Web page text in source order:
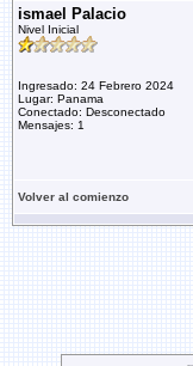
ismael Palacio
Nivel Inicial
Ingresado: 24 Febrero 2024
Lugar: Panama
Conectado: Desconectado
Mensajes: 1
Volver al comienzo